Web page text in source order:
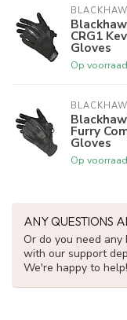
CRG1
Gloves
Op voorraad
Furry
Gloves
Op voorraad
ANY QUESTIONS
Or do you need
with our support
We're happy to help!